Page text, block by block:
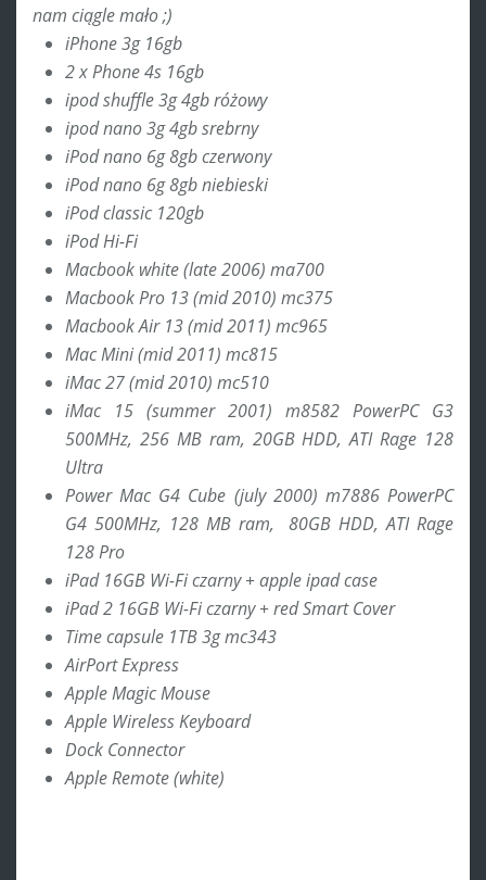
nam ciągle mało ;)
iPhone 3g 16gb
2 x Phone 4s 16gb
ipod shuffle 3g 4gb różowy
ipod nano 3g 4gb srebrny
iPod nano 6g 8gb czerwony
iPod nano 6g 8gb niebieski
iPod classic 120gb
iPod Hi-Fi
Macbook white (late 2006) ma700
Macbook Pro 13 (mid 2010) mc375
Macbook Air 13 (mid 2011) mc965
Mac Mini (mid 2011) mc815
iMac 27 (mid 2010) mc510
iMac 15 (summer 2001) m8582 PowerPC G3
500MHz, 256 MB ram, 20GB HDD, ATI Rage 128
Ultra
Power Mac G4 Cube (july 2000) m7886 PowerPC
G4 500MHz, 128 MB ram, 80GB HDD, ATI Rage
128 Pro
iPad 16GB Wi-Fi czarny + apple ipad case
iPad 2 16GB Wi-Fi czarny + red Smart Cover
Time capsule 1TB 3g mc343
AirPort Express
Apple Magic Mouse
Apple Wireless Keyboard
Dock Connector
Apple Remote (white)